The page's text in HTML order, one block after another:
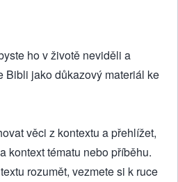
ho v životě neviděli a
Bibli jako důkazový materiál ke
věci z kontextu a přehlížet,
kontext tématu nebo příběhu.
rozumět, vezmete si k ruce